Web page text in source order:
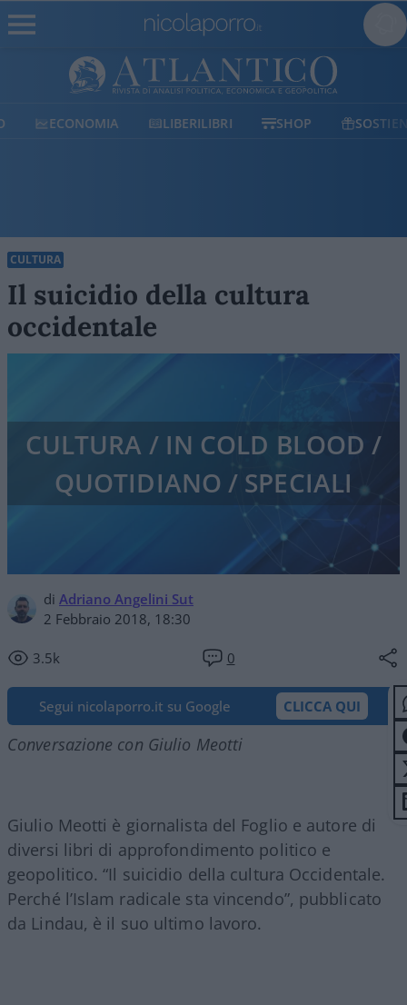
ECONOMIA LIBERILIBRI SHOP SOSTIENICI
CULTURA
Il suicidio della cultura
occidentale
di Adriano Angelini Sut
2 Febbraio 2018, 18:30
3.5k 0
CULTURA / IN COLD BLOOD /
QUOTIDIANO / SPECIALI
Segui nicolaporro.it su Google CLICCA QUI
Conversazione con Giulio Meotti
Giulio Meotti è giornalista del Foglio e autore di
diversi libri di approfondimento politico e
geopolitico. “Il suicidio della cultura Occidentale.
Perché l’Islam radicale sta vincendo”, pubblicato
da Lindau, è il suo ultimo lavoro.